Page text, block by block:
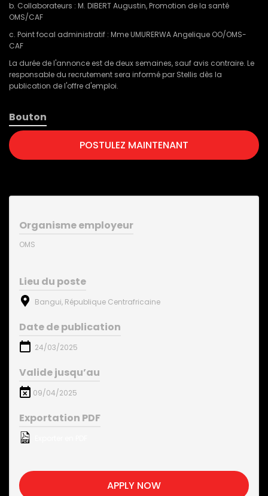
b. Collaborateurs : M. DIBERT Augustin, Promotion de la santé
OMS/CAF
c. Point focal administratif : Mme UMURERWA Angelique OO/OMS-
CAF
La durée de l'annonce est de deux semaines, sauf avis contraire. Le
responsable du recrutement sera informé par Stellis dès la
publication de l'offre d'emploi.
Bouton
POSTULEZ MAINTENANT
Organisme employeur
OMS
Lieu du poste
Bangui, République Centrafricaine
Date de publication
24/03/2025
Valide jusqu’au
09/04/2025
Exportation PDF
APPLY NOW